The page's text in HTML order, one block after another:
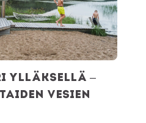
Ylläksellä –
vesien